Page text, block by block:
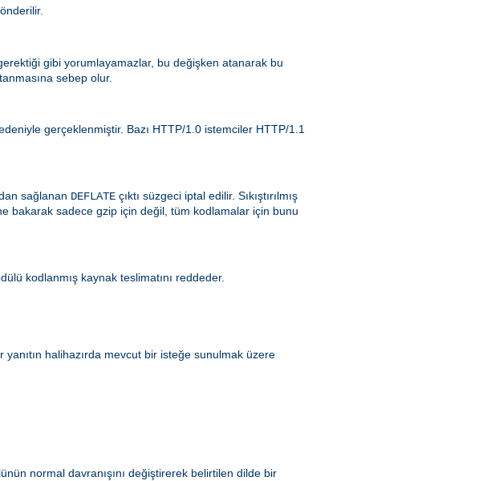
gibi yorumlayamazlar, bu değişken atanarak bu
sebep olur.
gerçeklenmiştir. Bazı HTTP/1.0 istemciler HTTP/1.1
sağlanan DEFLATE çıktı süzgeci iptal edilir. Sıkıştırılmış
bakarak sadece gzip için değil, tüm kodlamalar için bunu
kodlanmış kaynak teslimatını reddeder.
halihazırda mevcut bir isteğe sunulmak üzere
normal davranışını değiştirerek belirtilen dilde bir